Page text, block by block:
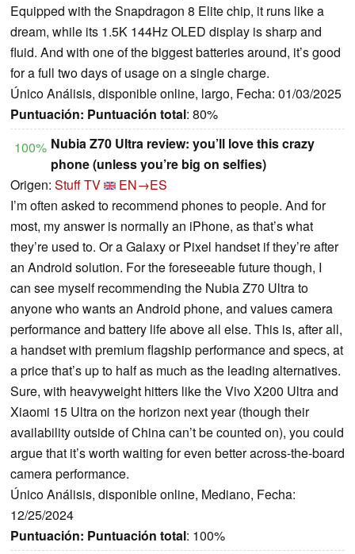
Equipped with the Snapdragon 8 Elite chip, it runs like a
dream, while its 1.5K 144Hz OLED display is sharp and
fluid. And with one of the biggest batteries around, it’s good
for a full two days of usage on a single charge.
Único Análisis, disponible online, largo, Fecha: 01/03/2025
Puntuación: Puntuación total: 80%
100% Nubia Z70 Ultra review: you’ll love this crazy
phone (unless you’re big on selfies)
Origen: Stuff TV
EN→ES
I’m often asked to recommend phones to people. And for
most, my answer is normally an iPhone, as that’s what
they’re used to. Or a Galaxy or Pixel handset if they’re after
an Android solution. For the foreseeable future though, I
can see myself recommending the Nubia Z70 Ultra to
anyone who wants an Android phone, and values camera
performance and battery life above all else. This is, after all,
a handset with premium flagship performance and specs, at
a price that’s up to half as much as the leading alternatives.
Sure, with heavyweight hitters like the Vivo X200 Ultra and
Xiaomi 15 Ultra on the horizon next year (though their
availability outside of China can’t be counted on), you could
argue that it’s worth waiting for even better across-the-board
camera performance.
Único Análisis, disponible online, Mediano, Fecha:
12/25/2024
Puntuación: Puntuación total: 100%